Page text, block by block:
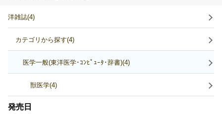
洋雑誌(4)
カテゴリから探す(4)
医学一般(東洋医学･ｺﾝﾋﾟｭｰﾀ･辞書)(4)
獣医学(4)
発売日